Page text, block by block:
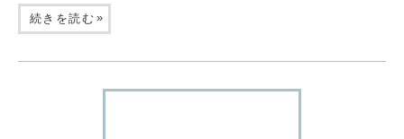
続きを読む »